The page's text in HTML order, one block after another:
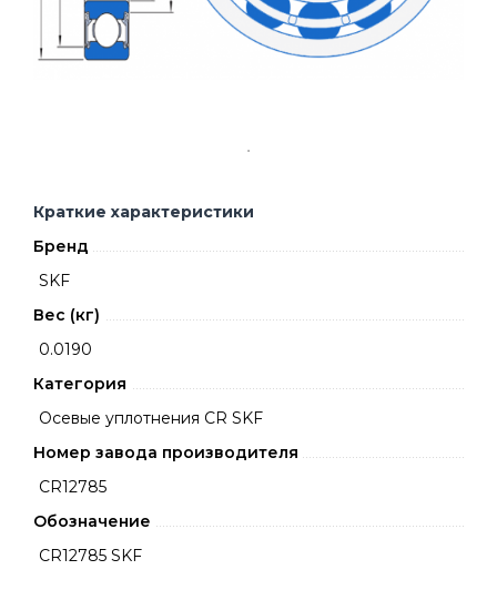
Краткие характеристики
Бренд
SKF
Вес (кг)
0.0190
Категория
Осевые уплотнения CR SKF
Номер завода производителя
CR12785
Обозначение
CR12785 SKF